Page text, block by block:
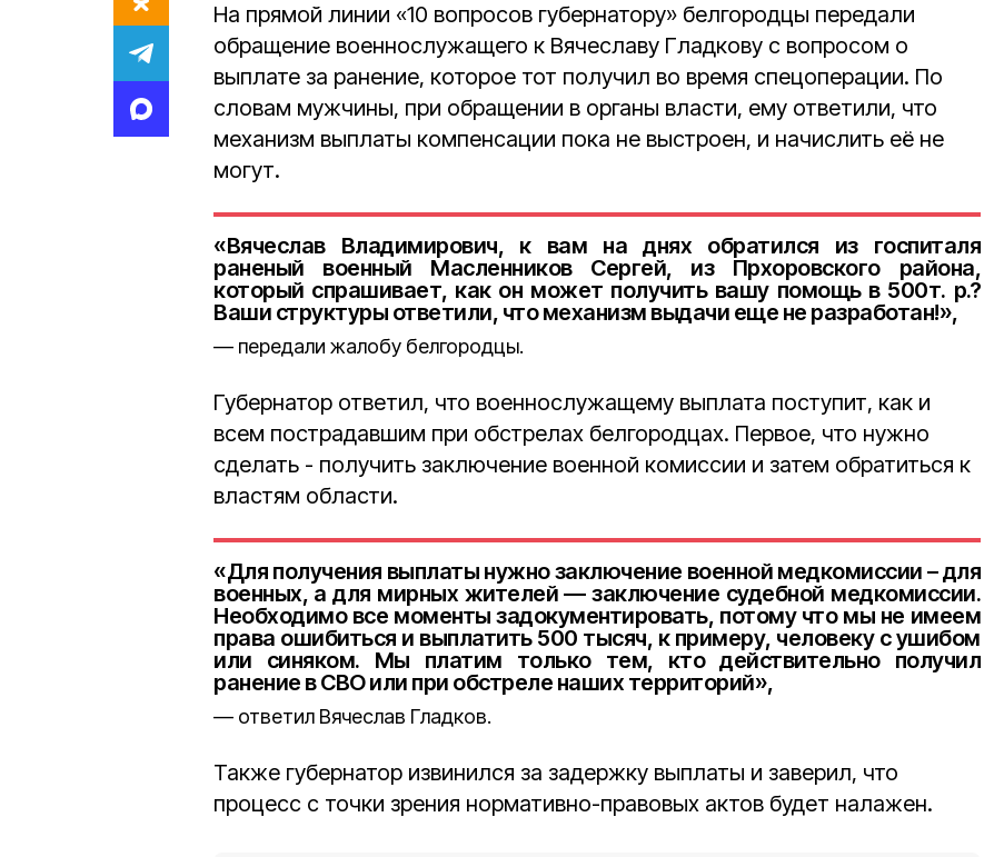
На прямой линии «10 вопросов губернатору» белгородцы передали
обращение военнослужащего к Вячеславу Гладкову с вопросом о
выплате за ранение, которое тот получил во время спецоперации. По
словам мужчины, при обращении в органы власти, ему ответили, что
механизм выплаты компенсации пока не выстроен, и начислить её не
могут.
«Вячеслав Владимирович, к вам на днях обратился из госпиталя
раненый военный Масленников Сергей, из Прхоровского района,
который спрашивает, как он может получить вашу помощь в 500т. р.?
Ваши структуры ответили, что механизм выдачи еще не разработан!»,
передали жалобу белгородцы.
Губернатор ответил, что военнослужащему выплата поступит, как и
всем пострадавшим при обстрелах белгородцах. Первое, что нужно
сделать - получить заключение военной комиссии и затем обратиться к
властям области.
«Для получения выплаты нужно заключение военной медкомиссии – для
военных, а для мирных жителей — заключение судебной медкомиссии.
Необходимо все моменты задокументировать, потому что мы не имеем
права ошибиться и выплатить 500 тысяч, к примеру, человеку с ушибом
или синяком. Мы платим только тем, кто действительно получил
ранение в СВО или при обстреле наших территорий»,
ответил Вячеслав Гладков.
Также губернатор извинился за задержку выплаты и заверил, что
процесс с точки зрения нормативно-правовых актов будет налажен.